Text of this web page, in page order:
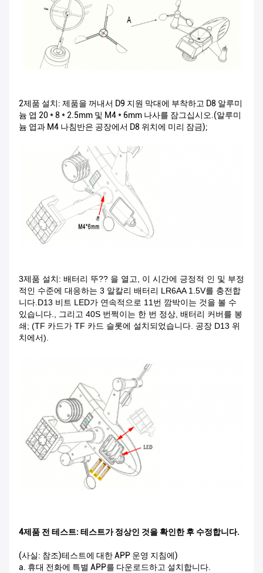
2제품 설치: 제품을 꺼내서 D9 지원 막대에 부착하고 D8 알루미
늄 엽 20 * 8 * 2.5mm 및 M4 * 6mm 나사를 잠그십시오.(알루미
늄 엽과 M4 나침반은 공장에서 D8 위치에 미리 잠금);
3제품 설치: 배터리 뚜?? 을 열고, 이 시간에 긍정적 인 및 부정
적인 수준에 대응하는 3 알칼리 배터리 LR6AA 1.5V를 충전합
니다.D13 비트 LED가 연속적으로 11번 깜박이는 것을 볼 수
있습니다., 그리고 40S 번쩍이는 한 번 정상, 배터리 커버를 봉
쇄; (TF 카드가 TF 카드 슬롯에 설치되었습니다. 공장 D13 위
치에서).
4제품 전 테스트: 테스트가 정상인 것을 확인한 후 수정합니다.
(사실: 참조)테스트에 대한 APP 운영 지침에)
a. 휴대 전화에 특별 APP를 다운로드하고 설치합니다.